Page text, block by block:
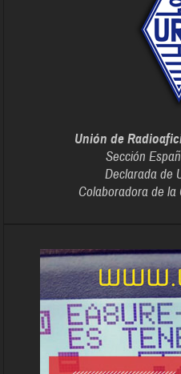
Unión de
Sección
Declarada de
Colaboradora de la